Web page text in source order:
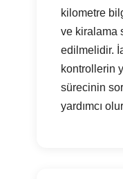
kilometre
ve kiralama
edilmelidir.
kontrollerin
sürecinin
yardımcı